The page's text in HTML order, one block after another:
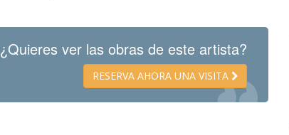
¿Quieres ver las obras de este artista?
RESERVA AHORA UNA VISITA